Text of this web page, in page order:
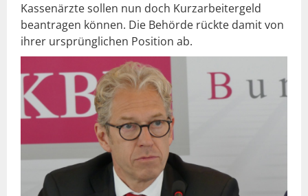
Kassenärzte sollen nun doch Kurzarbeitergeld
beantragen können. Die Behörde rückte damit von
ihrer ursprünglichen Position ab.